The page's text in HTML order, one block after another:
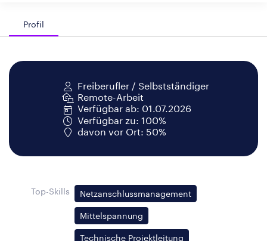
Profil
Freiberufler / Selbstständiger
Remote-Arbeit
Verfügbar ab: 01.07.2026
Verfügbar zu: 100%
davon vor Ort: 50%
Top-Skills Netzanschlussmanagement
Mittelspannung
Technische Projektleitung